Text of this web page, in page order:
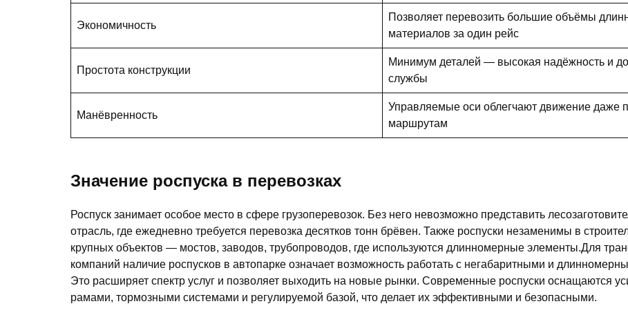
Экономичность
Позволяет перевозить большие объёмы
материалов за один рейс
Простота конструкции
Минимум деталей — высокая надёжность и
службы
Манёвренность
Управляемые оси облегчают движение даже
маршрутам
Значение роспуска в перевозках
Роспуск занимает особое место в сфере грузоперевозок. Без него невозможно представить
отрасль, где ежедневно требуется перевозка десятков тонн брёвен. Также роспуски незаменимы в
крупных объектов — мостов, заводов, трубопроводов, где используются длинномерные элементы.Для
компаний наличие роспусков в автопарке означает возможность работать с негабаритными и
Это расширяет спектр услуг и позволяет выходить на новые рынки. Современные роспуски оснащаются
рамами, тормозными системами и регулируемой базой, что делает их эффективными и безопасными.